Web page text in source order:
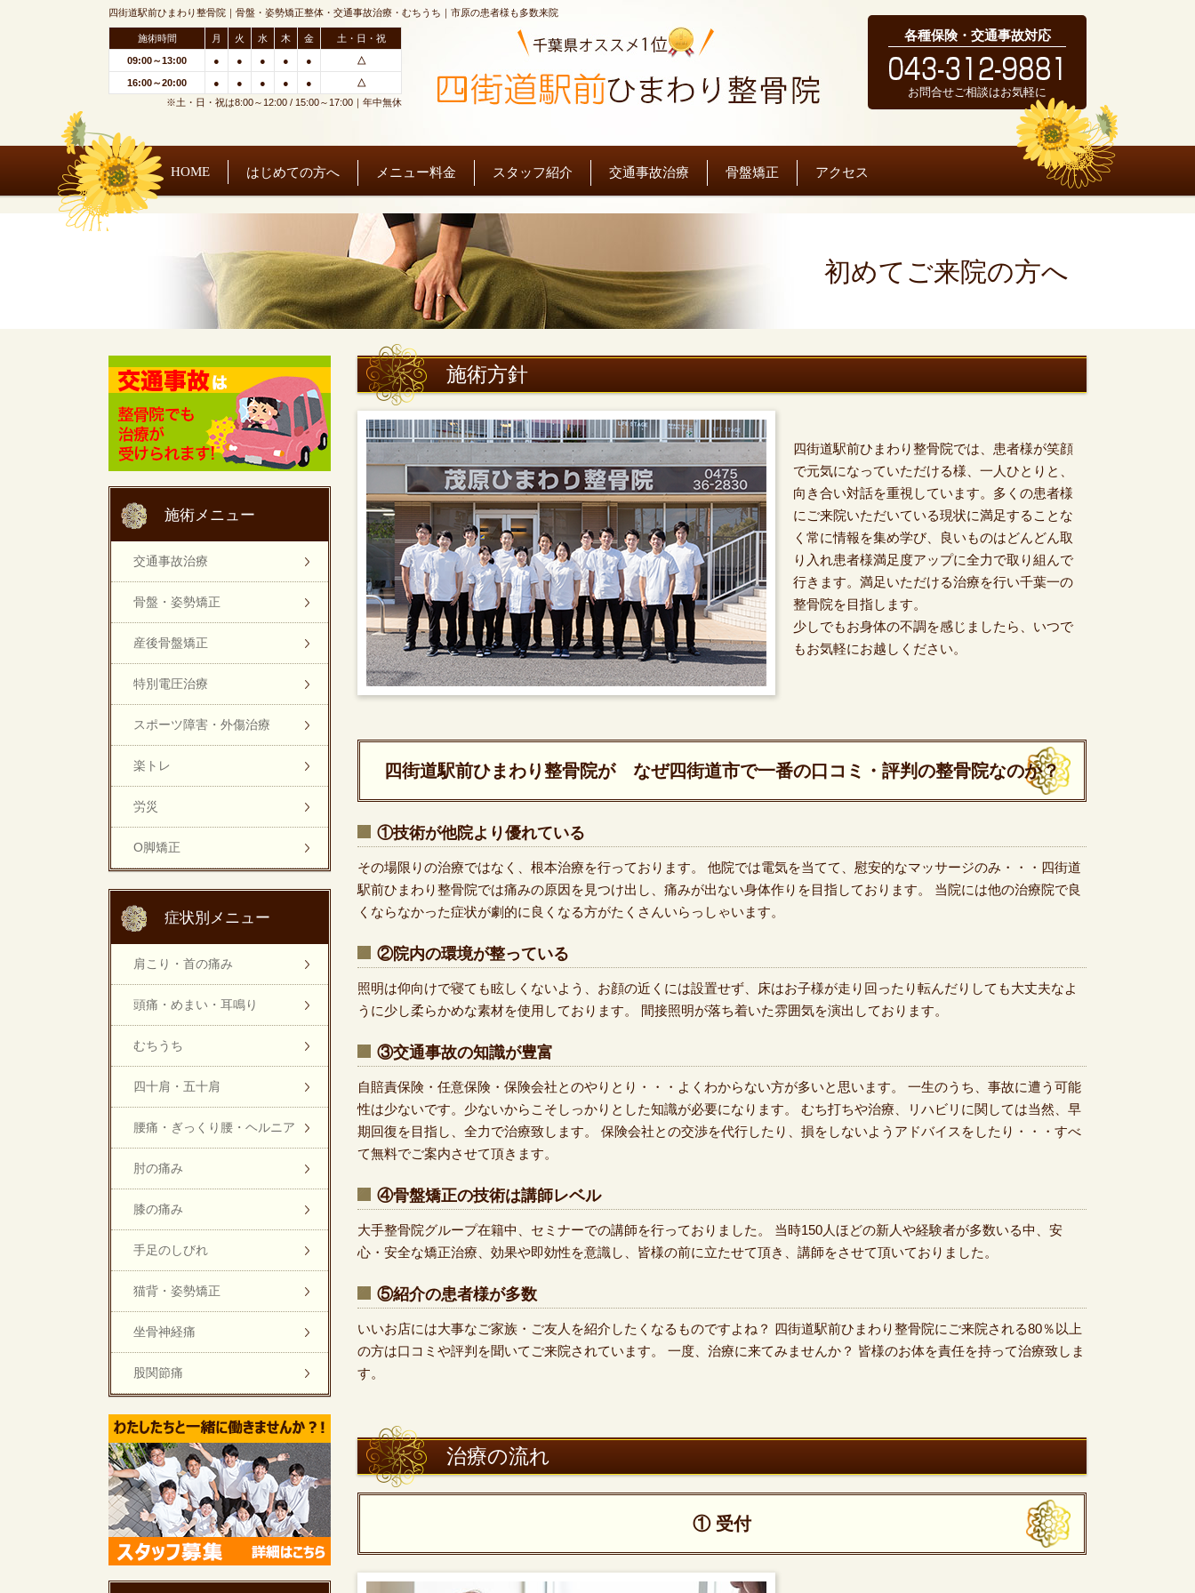
四街道駅前ひまわり整骨院｜骨盤・姿勢矯正整体・交通事故治療・むちうち｜市原の患者様も多数来院
施術時間 月 火 水 木 金 土・日・祝
09:00～13:00 ● ● ● ● ● △
16:00～20:00 ● ● ● ● ●
△
※土・日・祝は8:00～12:00 / 15:00～17:00｜年中無休
各種保険・交通事故対応
お問合せご相談はお気軽に
HOME はじめての方へ メニュー料金 スタッフ紹介 交通事故治療 骨盤矯正 アクセス
初めてご来院の方へ
施術方針
四街道駅前ひまわり整骨院では、患者様が笑顔
で元気になっていただける様、一人ひとりと、
向き合い対話を重視しています。多くの患者様
にご来院いただいている現状に満足することな
く常に情報を集め学び、良いものはどんどん取
り入れ患者様満足度アップに全力で取り組んで
行きます。満足いただける治療を行い千葉一の
整骨院を目指します。
少しでもお身体の不調を感じましたら、いつで
もお気軽にお越しください。
四街道駅前ひまわり整骨院が なぜ四街道市で一番の口コミ・評判の整骨院なのか？
①技術が他院より優れている
その場限りの治療ではなく、根本治療を行っております。 他院では電気を当てて、慰安的なマッサージのみ・・・四街道
駅前ひまわり整骨院では痛みの原因を見つけ出し、痛みが出ない身体作りを目指しております。 当院には他の治療院で良
くならなかった症状が劇的に良くなる方がたくさんいらっしゃいます。
②院内の環境が整っている
照明は仰向けで寝ても眩しくないよう、お顔の近くには設置せず、床はお子様が走り回ったり転んだりしても大丈夫なよ
うに少し柔らかめな素材を使用しております。 間接照明が落ち着いた雰囲気を演出しております。
③交通事故の知識が豊富
自賠責保険・任意保険・保険会社とのやりとり・・・よくわからない方が多いと思います。 一生のうち、事故に遭う可能
性は少ないです。少ないからこそしっかりとした知識が必要になります。 むち打ちや治療、リハビリに関しては当然、早
期回復を目指し、全力で治療致します。 保険会社との交渉を代行したり、損をしないようアドバイスをしたり・・・すべ
て無料でご案内させて頂きます。
④骨盤矯正の技術は講師レベル
大手整骨院グループ在籍中、セミナーでの講師を行っておりました。 当時150人ほどの新人や経験者が多数いる中、安
心・安全な矯正治療、効果や即効性を意識し、皆様の前に立たせて頂き、講師をさせて頂いておりました。
⑤紹介の患者様が多数
いいお店には大事なご家族・ご友人を紹介したくなるものですよね？ 四街道駅前ひまわり整骨院にご来院される80％以上
の方は口コミや評判を聞いてご来院されています。 一度、治療に来てみませんか？ 皆様のお体を責任を持って治療致しま
す。
治療の流れ
① 受付
施術メニュー
交通事故治療
骨盤・姿勢矯正
産後骨盤矯正
特別電圧治療
スポーツ障害・外傷治療
楽トレ
労災
O脚矯正
症状別メニュー
肩こり・首の痛み
頭痛・めまい・耳鳴り
むちうち
四十肩・五十肩
腰痛・ぎっくり腰・ヘルニア
肘の痛み
膝の痛み
手足のしびれ
猫背・姿勢矯正
坐骨神経痛
股関節痛